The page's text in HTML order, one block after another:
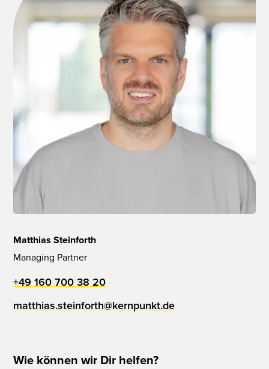
Matthias Steinforth
Managing Partner
+49 160 700 38 20
matthias.steinforth@kernpunkt.de
Wie können wir Dir helfen?